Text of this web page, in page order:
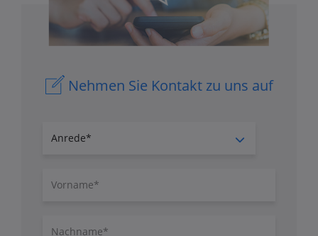
Nehmen Sie Kontakt zu uns auf
Anrede
Vorname
Nachname